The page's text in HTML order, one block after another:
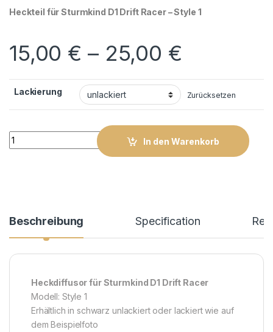
Heckteil für Sturmkind D1 Drift Racer – Style 1
15,00 € – 25,00 €
Lackierung Zurücksetzen
Heckteil D1 Style 1 quantity
In den Warenkorb
Beschreibung Specification
Heckdiffusor für Sturmkind D1 Drift Racer
Modell: Style 1
Erhältlich in schwarz unlackiert oder lackiert wie auf
dem Beispielfoto